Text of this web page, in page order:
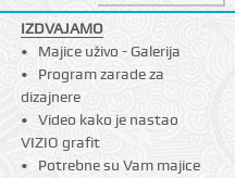
IZDVAJAMO
Majice uživo - Galerija
Program zarade za
dizajnere
Video kako je nastao
VIZIO grafit
Potrebne su Vam majice